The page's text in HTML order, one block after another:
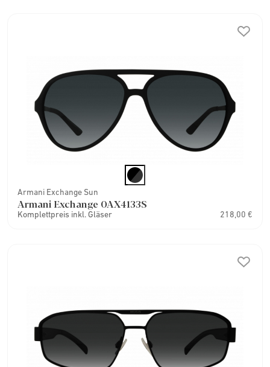
Armani Exchange Sun
Armani Exchange 0AX4133S
Komplettpreis inkl. Gläser 218,00 €